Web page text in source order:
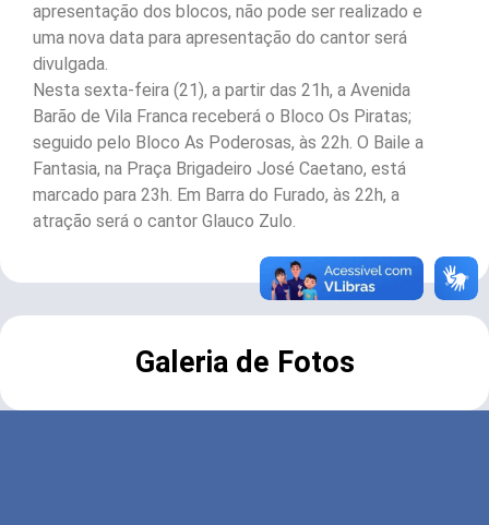
apresentação dos blocos, não pode ser realizado e
uma nova data para apresentação do cantor será
divulgada.
Nesta sexta-feira (21), a partir das 21h, a Avenida
Barão de Vila Franca receberá o Bloco Os Piratas;
seguido pelo Bloco As Poderosas, às 22h. O Baile a
Fantasia, na Praça Brigadeiro José Caetano, está
marcado para 23h. Em Barra do Furado, às 22h, a
atração será o cantor Glauco Zulo.
Galeria de Fotos